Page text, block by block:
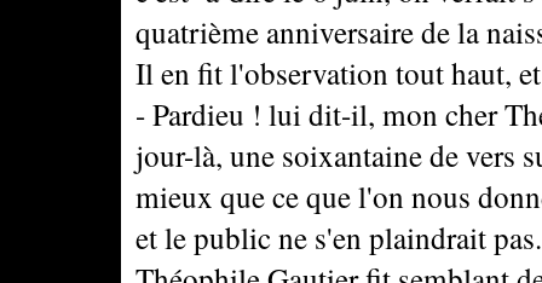
quatrième anniversaire de la
Il en fit l'observation tout haut,
- Pardieu ! lui dit-il, mon cher
jour-là, une soixantaine de vers
mieux que ce que l'on nous
et le public ne s'en plaindrait pas.